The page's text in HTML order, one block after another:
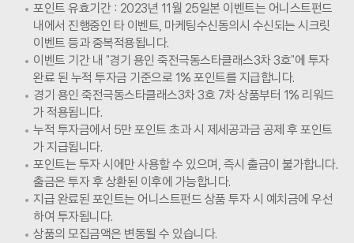
포인트 유효기간 : 2023년 11월 25일본 이벤트는 어니스트펀드
내에서 진행중인 타 이벤트, 마케팅수신동의시 수신되는 시크릿
이벤트 등과 중복적용됩니다.
이벤트 기간 내 "경기 용인 죽전극동스타클래스3차 3호"에 투자
완료 된 누적 투자금 기준으로 1% 포인트를 지급합니다.
경기 용인 죽전극동스타클래스3차 3호 7차 상품부터 1% 리워드
가 적용됩니다.
누적 투자금에서 5만 포인트 초과 시 제세공과금 공제 후 포인트
가 지급됩니다.
포인트는 투자 시에만 사용할 수 있으며, 즉시 출금이 불가합니다.
출금은 투자 후 상환된 이후에 가능합니다.
지급 완료된 포인트는 어니스트펀드 상품 투자 시 예치금에 우선
하여 투자됩니다.
상품의 모집금액은 변동될 수 있습니다.